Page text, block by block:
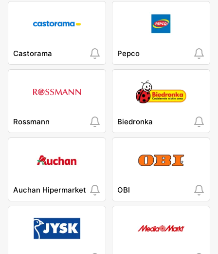
Castorama Pepco
Rossmann Biedronka
Auchan Hipermarket OBI